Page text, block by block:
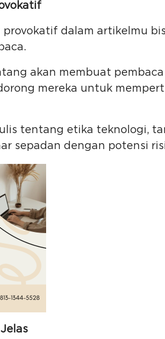
dalam artikelmu
akan membuat
mereka untuk
tentang etika teknologi,
sepadan dengan potensi